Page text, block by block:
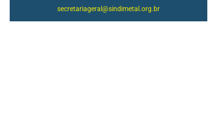
secretariageral@sindimetal.org.br